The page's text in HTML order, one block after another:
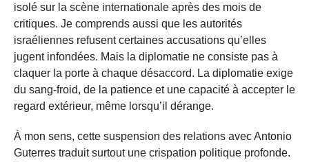
isolé sur la scène internationale après des mois de
critiques. Je comprends aussi que les autorités
israéliennes refusent certaines accusations qu’elles
jugent infondées. Mais la diplomatie ne consiste pas à
claquer la porte à chaque désaccord. La diplomatie exige
du sang-froid, de la patience et une capacité à accepter le
regard extérieur, même lorsqu’il dérange.
À mon sens, cette suspension des relations avec Antonio
Guterres traduit surtout une crispation politique profonde.